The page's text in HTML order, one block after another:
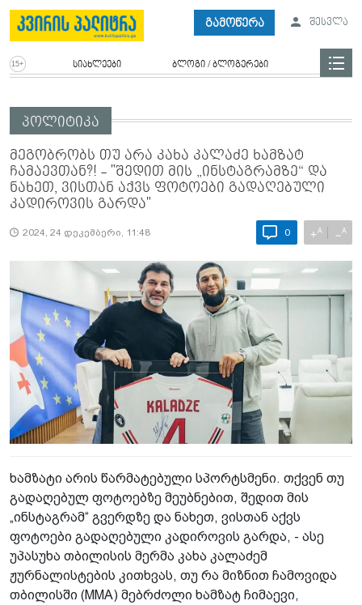
გამოწერა შესვლა
სიახლეები ბლოგი / ბლოგერები
პოლიტიკა
მეგობრობს თუ არა კახა კალაძე ხამზატ
ჩამაევთან?! - "შედით მის „ინსტაგრამზე“ და
ნახეთ, ვისთან აქვს ფოტოები გადაღებული
კადიროვის გარდა"
2024, 24 დეკემბერი, 11:48 0 +A −A
ხამზატი არის წარმატებული სპორტსმენი. თქვენ თუ
გადაღებულ ფოტოებზე მეუბნებით, შედით მის
„ინსტაგრამ“ გვერდზე და ნახეთ, ვისთან აქვს
ფოტოები გადაღებული კადიროვის გარდა, - ასე
უპასუხა თბილისის მერმა კახა კალაძემ
ჟურნალისტების კითხვას, თუ რა მიზნით ჩამოვიდა
თბილისში (MMA) მებრძოლი ხამზატ ჩიმაევი,